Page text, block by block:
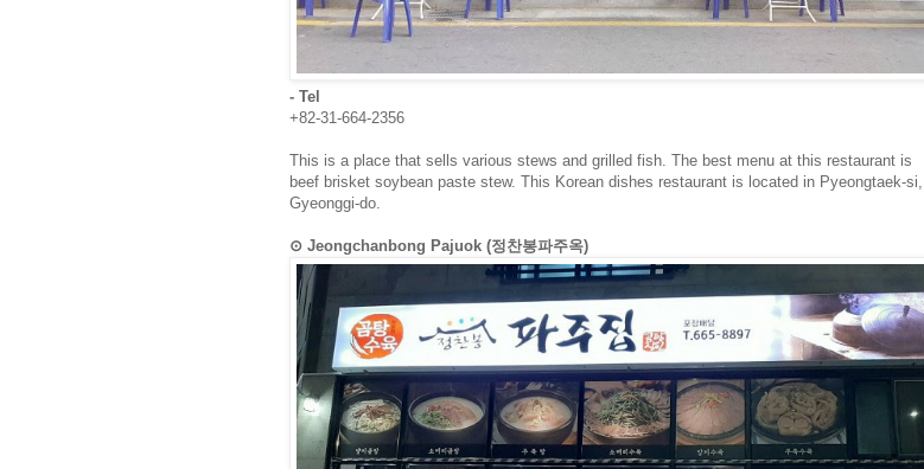
- Tel
+82-31-664-2356
This is a place that sells various stews and grilled fish. The best menu at this restaurant is
beef brisket soybean paste stew. This Korean dishes restaurant is located in Pyeongtaek-si,
Gyeonggi-do.
⊙ Jeongchanbong Pajuok (정찬봉파주옥)